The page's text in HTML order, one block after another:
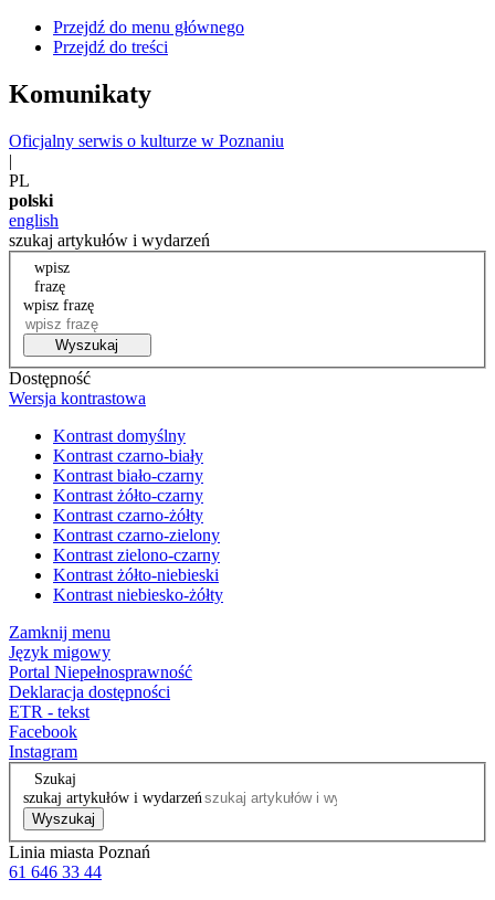
Przejdź do menu głównego
Przejdź do treści
Komunikaty
Oficjalny serwis o kulturze w Poznaniu
|
PL
polski
english
szukaj artykułów i wydarzeń
wpisz
frazę
wpisz frazę
Wyszukaj
Dostępność
Wersja kontrastowa
Kontrast domyślny
Kontrast czarno-biały
Kontrast biało-czarny
Kontrast żółto-czarny
Kontrast czarno-żółty
Kontrast czarno-zielony
Kontrast zielono-czarny
Kontrast żółto-niebieski
Kontrast niebiesko-żółty
Zamknij menu
Język migowy
Portal Niepełnosprawność
Deklaracja dostępności
ETR - tekst
Facebook
Instagram
Szukaj
szukaj artykułów i wydarzeń
Wyszukaj
Linia miasta Poznań
61 646 33 44